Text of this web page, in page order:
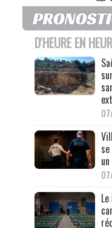
D'HEURE EN